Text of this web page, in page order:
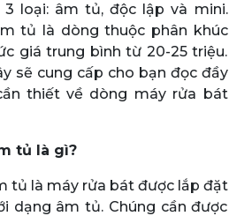
loại: âm tủ, độc lập và mini.
tủ là dòng thuộc phân khúc
giá trung bình từ 20-25 triệu.
sẽ cung cấp cho bạn đọc đầy
thiết về dòng máy rửa bát
tủ là gì?
tủ là máy rửa bát được lắp đặt
dạng âm tủ. Chúng cần được